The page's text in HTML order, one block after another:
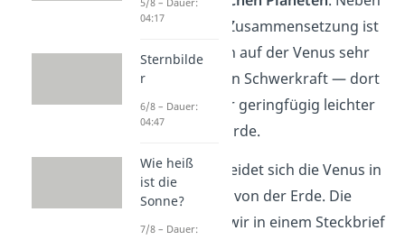
Größe, Masse und Zusammensetzung ist
auch die Gravitation auf der Venus sehr
ähnlich zur irdischen Schwerkraft — dort
würde man sich nur geringfügig leichter
fühlen, als auf der Erde.
Trotzdem unterscheidet sich die Venus in
einigen Merkmalen von der Erde. Die
wichtigsten haben wir in einem Steckbrief
04:17
Sternbilde
r
6/8 – Dauer:
04:47
Wie heiß
ist die
Sonne?
7/8 – Dauer: